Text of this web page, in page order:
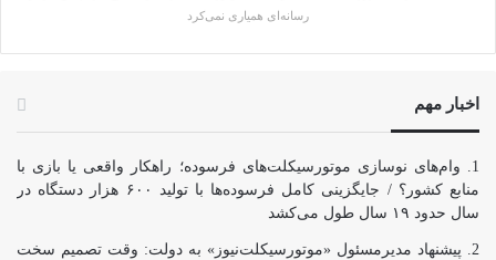
رسانه‌ای همیاری نمی‌کرد
اخبار مهم
وام‌های نوسازی موتورسیکلت‌های فرسوده؛ راهکار واقعی یا بازی با
منابع کشور؟ / جایگزینی کامل فرسوده‌ها با تولید ۶۰۰ هزار دستگاه در
سال حدود ۱۹ سال طول می‌کشد
پیشنهاد مدیرمسئول «موتورسیکلت‌نیوز» به دولت: وقت تصمیم سخت